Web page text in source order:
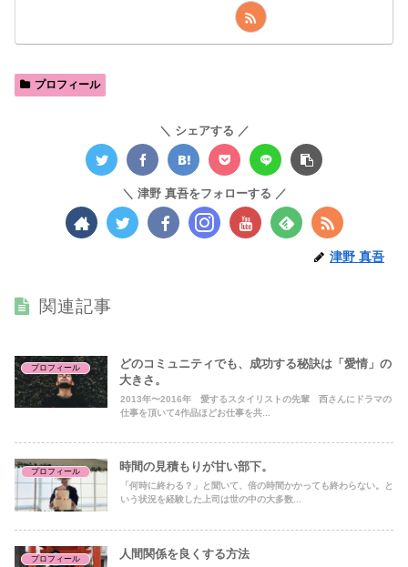
プロフィール
シェアする
津野 真吾をフォローする
津野 真吾
関連記事
プロフィール
どのコミュニティでも、成功する秘訣は「愛情」の
大きさ。
2013年〜2016年 愛するスタイリストの先輩 西さんにドラマの
仕事を頂いて4作品ほどお仕事を共...
プロフィール 時間の見積もりが甘い部下。
「何時に終わる？」と聞いて、倍の時間かかっても終わらない。と
いう状況を経験した上司は世の中の大多数...
プロフィール 人間関係を良くする方法